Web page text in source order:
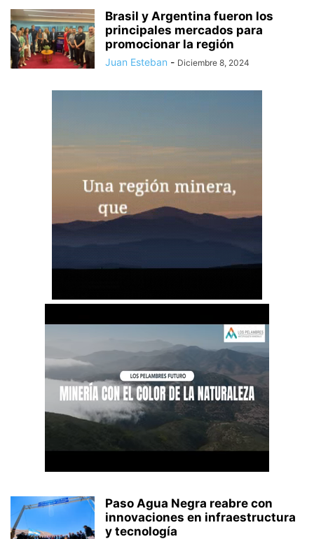
Brasil y Argentina fueron los
principales mercados para
promocionar la región
Juan Esteban - Diciembre 8, 2024
Paso Agua Negra reabre con
innovaciones en infraestructura
y tecnología